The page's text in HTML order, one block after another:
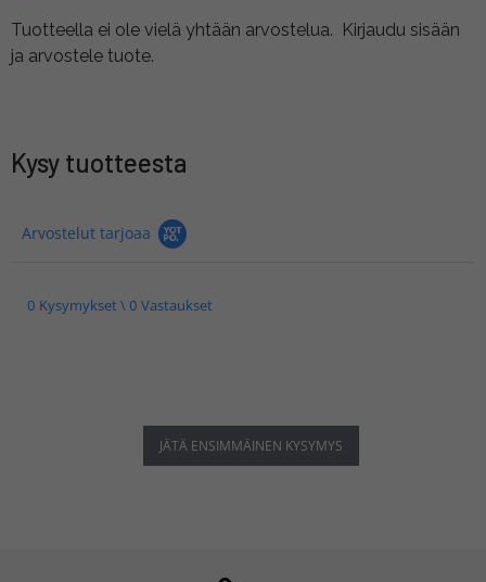
Tuotteella ei ole vielä yhtään arvostelua. Kirjaudu sisään
ja arvostele tuote.
Kysy tuotteesta
Arvostelut tarjoaa
0 Kysymykset \ 0 Vastaukset
JÄTÄ ENSIMMÄINEN KYSYMYS